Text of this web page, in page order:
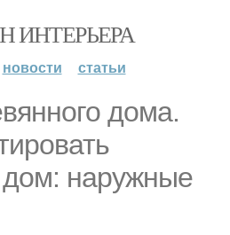
ИНТЕРЬЕРА
новости статьи
дома.
наружные